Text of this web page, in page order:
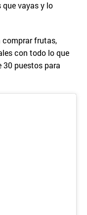
vayas y lo
comprar frutas,
con todo lo que
30 puestos para